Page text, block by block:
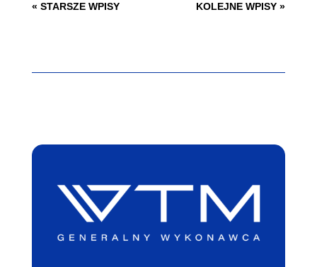
« STARSZE WPISY KOLEJNE WPISY »